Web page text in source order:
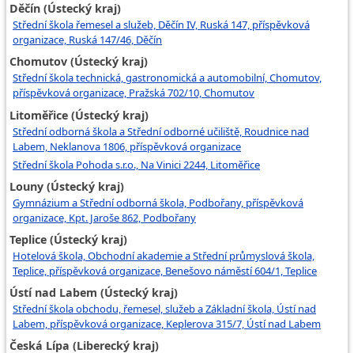
Děčín (Ústecký kraj)
Střední škola řemesel a služeb, Děčín IV, Ruská 147, příspěvková
organizace, Ruská 147/46, Děčín
Chomutov (Ústecký kraj)
Střední škola technická, gastronomická a automobilní, Chomutov,
příspěvková organizace, Pražská 702/10, Chomutov
Litoměřice (Ústecký kraj)
Střední odborná škola a Střední odborné učiliště, Roudnice nad
Labem, Neklanova 1806, příspěvková organizace
Střední škola Pohoda s.r.o., Na Vinici 2244, Litoměřice
Louny (Ústecký kraj)
Gymnázium a Střední odborná škola, Podbořany, příspěvková
organizace, Kpt. Jaroše 862, Podbořany
Teplice (Ústecký kraj)
Hotelová škola, Obchodní akademie a Střední průmyslová škola,
Teplice, příspěvková organizace, Benešovo náměstí 604/1, Teplice
Ústí nad Labem (Ústecký kraj)
Střední škola obchodu, řemesel, služeb a Základní škola, Ústí nad
Labem, příspěvková organizace, Keplerova 315/7, Ústí nad Labem
Česká Lípa (Liberecký kraj)